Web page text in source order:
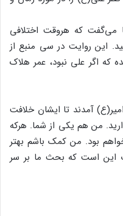
می‌گفت که هروقت اختلافی
این روایت در سی منبع از
که اگر علی نبود، عمر هلاک
آمدند تا ایشان خلافت
من هم یکی از شما. هرکه
بود. من کمک باشم بهتر
این است که بحث ما بر سر